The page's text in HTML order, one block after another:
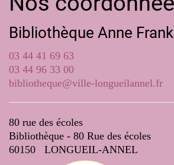
Bibliothèque Anne Frank
03 44 41 69 63
03 44 96 33 00
bibliotheque@ville-longueilannel.fr
80 rue des écoles
Bibliothèque - 80 Rue des écoles
60150 LONGUEIL-ANNEL